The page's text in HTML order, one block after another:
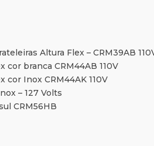
Altura Flex – CRM39AB
cor branca CRM44AB 110V
cor Inox CRM44AK 110V
– 127 Volts
CRM56HB